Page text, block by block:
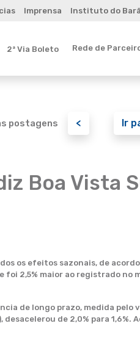
Imprensa Instituto do
2ª Via Boleto Rede de
postagens < Ir
Boa Vista
os efeitos sazonais, de
2,5% maior ao registrado no
de longo prazo, medida pelo
de 2,0% para 1,6%.